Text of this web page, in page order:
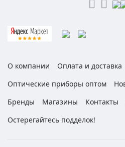
О компании
Оплата и доставка
Оптические приборы оптом
Бренды
Магазины Контакты
Остерегайтесь подделок!